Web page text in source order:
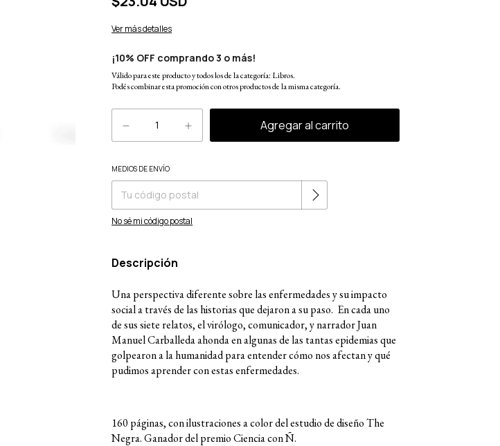
Ver más detalles
¡10% OFF comprando 3 o más!
Válido para este producto y todos los de la categoría: Libros.
Podés combinar esta promoción con otros productos de la misma categoría.
Entregas para el CP:
MEDIOS DE ENVÍO
No sé mi código postal
Descripción
Una perspectiva diferente sobre las enfermedades y su impacto
social a través de las historias que dejaron a su paso. En cada uno
de sus siete relatos, el virólogo, comunicador, y narrador Juan
Manuel Carballeda ahonda en algunas de las tantas epidemias que
golpearon a la humanidad para entender cómo nos afectan y qué
pudimos aprender con estas enfermedades.
160 páginas, con ilustraciones a color del estudio de diseño The
Negra. Ganador del premio Ciencia con Ñ.